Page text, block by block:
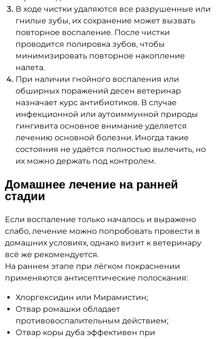
В ходе чистки удаляются все разрушенные или
гнилые зубы, их сохранение может вызвать
повторное воспаление. После чистки
проводится полировка зубов, чтобы
минимизировать повторное накопление
налета.
При наличии гнойного воспаления или
обширных поражений десен ветеринар
назначает курс антибиотиков. В случае
инфекционной или аутоиммунной природы
гингивита основное внимание уделяется
лечению основной болезни. Иногда такие
состояния не удаётся полностью вылечить, но
их можно держать под контролем.
Домашнее лечение на ранней
стадии
Если воспаление только началось и выражено
слабо, лечение можно попробовать провести в
домашних условиях, однако визит к ветеринару
всё же рекомендуется.
На раннем этапе при лёгком покраснении
применяются антисептические полоскания:
Хлоргексидин или Мирамистин;
Отвар ромашки обладает
противовоспалительным действием;
Отвар коры дуба эффективен при